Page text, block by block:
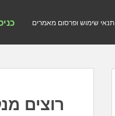
תנאי שימוש ופרסום מאמרים
רוצים